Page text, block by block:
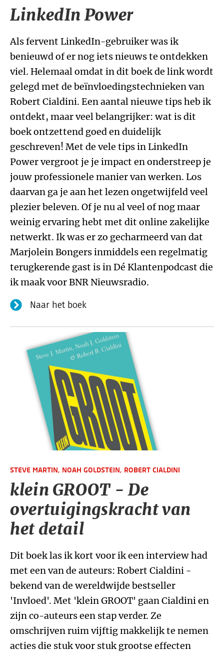
LinkedIn Power
Als fervent LinkedIn-gebruiker was ik
benieuwd of er nog iets nieuws te ontdekken
viel. Helemaal omdat in dit boek de link wordt
gelegd met de beïnvloedingstechnieken van
Robert Cialdini. Een aantal nieuwe tips heb ik
ontdekt, maar veel belangrijker: wat is dit
boek ontzettend goed en duidelijk
geschreven! Met de vele tips in LinkedIn
Power vergroot je je impact en onderstreep je
jouw professionele manier van werken. Los
daarvan ga je aan het lezen ongetwijfeld veel
plezier beleven. Of je nu al veel of nog maar
weinig ervaring hebt met dit online zakelijke
netwerkt. Ik was er zo gecharmeerd van dat
Marjolein Bongers inmiddels een regelmatig
terugkerende gast is in Dé Klantenpodcast die
ik maak voor BNR Nieuwsradio.
Naar het boek
STEVE MARTIN, NOAH GOLDSTEIN, ROBERT CIALDINI
klein GROOT - De
overtuigingskracht van
het detail
Dit boek las ik kort voor ik een interview had
met een van de auteurs: Robert Cialdini -
bekend van de wereldwijde bestseller
'Invloed'. Met 'klein GROOT' gaan Cialdini en
zijn co-auteurs een stap verder. Ze
omschrijven ruim vijftig makkelijk te nemen
acties die stuk voor stuk grootse effecten